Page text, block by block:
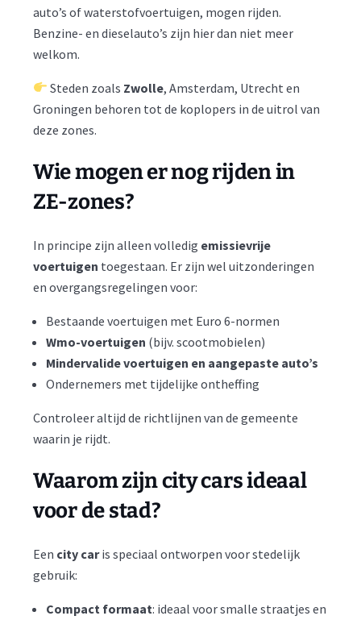
auto’s of waterstofvoertuigen, mogen rijden.
Benzine- en dieselauto’s zijn hier dan niet meer
welkom.
Steden zoals Zwolle, Amsterdam, Utrecht en
Groningen behoren tot de koplopers in de uitrol van
deze zones.
Wie mogen er nog rijden in
ZE-zones?
In principe zijn alleen volledig emissievrije
voertuigen toegestaan. Er zijn wel uitzonderingen
en overgangsregelingen voor:
Bestaande voertuigen met Euro 6-normen
Wmo-voertuigen (bijv. scootmobielen)
Mindervalide voertuigen en aangepaste auto’s
Ondernemers met tijdelijke ontheffing
Controleer altijd de richtlijnen van de gemeente
waarin je rijdt.
Waarom zijn city cars ideaal
voor de stad?
Een city caris speciaal ontworpen voor stedelijk
gebruik:
Compact formaat: ideaal voor smalle straatjes en